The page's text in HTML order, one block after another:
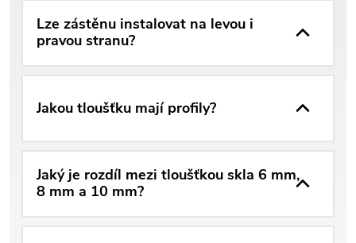
Lze zástěnu instalovat na levou i
pravou stranu?
Jakou tloušťku mají profily?
Jaký je rozdíl mezi tloušťkou skla 6 mm,
8 mm a 10 mm?